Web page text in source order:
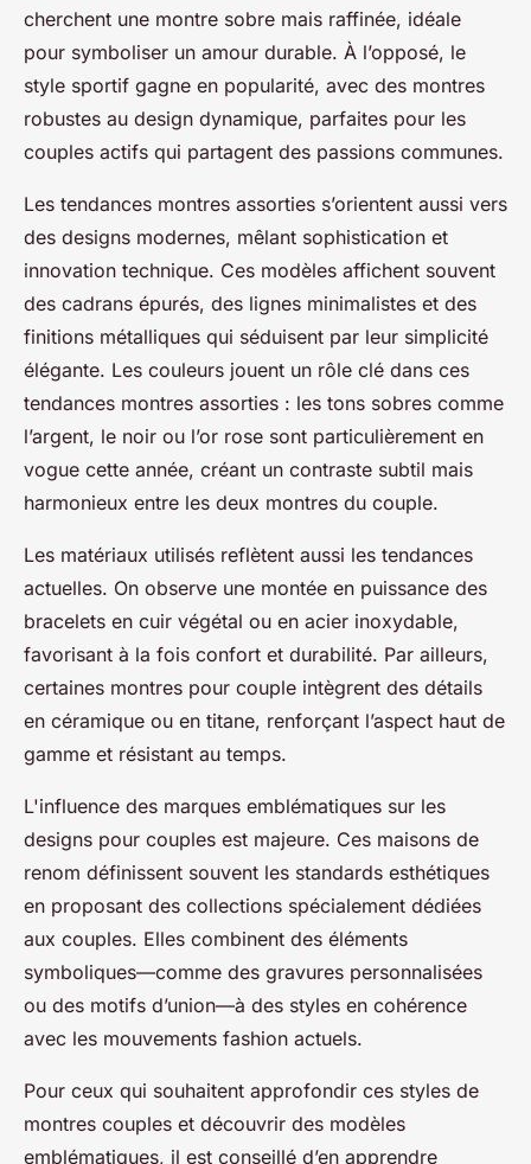
cherchent une montre sobre mais raffinée, idéale
pour symboliser un amour durable. À l’opposé, le
style sportif gagne en popularité, avec des montres
robustes au design dynamique, parfaites pour les
couples actifs qui partagent des passions communes.
Les tendances montres assorties s’orientent aussi vers
des designs modernes, mêlant sophistication et
innovation technique. Ces modèles affichent souvent
des cadrans épurés, des lignes minimalistes et des
finitions métalliques qui séduisent par leur simplicité
élégante. Les couleurs jouent un rôle clé dans ces
tendances montres assorties : les tons sobres comme
l’argent, le noir ou l’or rose sont particulièrement en
vogue cette année, créant un contraste subtil mais
harmonieux entre les deux montres du couple.
Les matériaux utilisés reflètent aussi les tendances
actuelles. On observe une montée en puissance des
bracelets en cuir végétal ou en acier inoxydable,
favorisant à la fois confort et durabilité. Par ailleurs,
certaines montres pour couple intègrent des détails
en céramique ou en titane, renforçant l’aspect haut de
gamme et résistant au temps.
L'influence des marques emblématiques sur les
designs pour couples est majeure. Ces maisons de
renom définissent souvent les standards esthétiques
en proposant des collections spécialement dédiées
aux couples. Elles combinent des éléments
symboliques—comme des gravures personnalisées
ou des motifs d’union—à des styles en cohérence
avec les mouvements fashion actuels.
Pour ceux qui souhaitent approfondir ces styles de
montres couples et découvrir des modèles
emblématiques, il est conseillé d’en apprendre